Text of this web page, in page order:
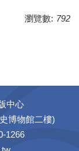
瀏覽數: 792
中心
博物館二樓)
1266